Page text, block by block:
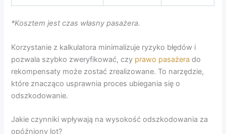
*Kosztem jest czas własny pasażera.
Korzystanie z kalkulatora minimalizuje ryzyko błędów i
pozwala szybko zweryfikować, czy prawo pasażera do
rekompensaty może zostać zrealizowane. To narzędzie,
które znacząco usprawnia proces ubiegania się o
odszkodowanie.
Jakie czynniki wpływają na wysokość odszkodowania za
opóźniony lot?